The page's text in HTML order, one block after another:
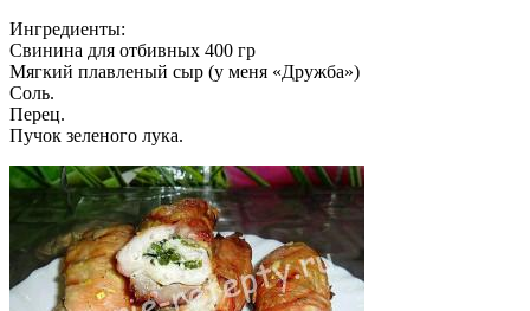
Ингредиенты:
Свинина для отбивных 400 гр
Мягкий плавленый сыр (у меня «Дружба»)
Соль.
Перец.
Пучок зеленого лука.